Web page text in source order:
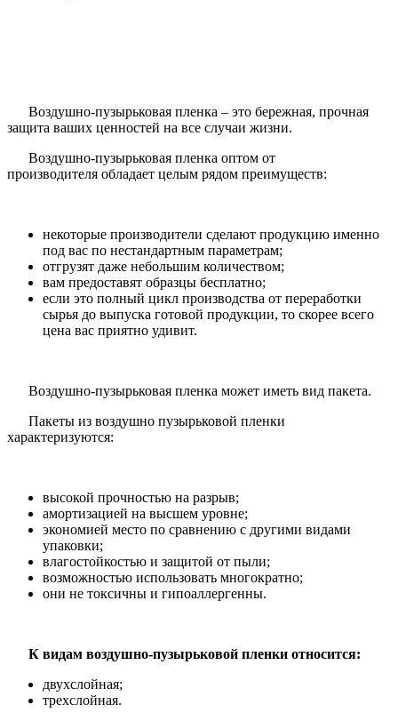
Воздушно-пузырьковая пленка – это бережная, прочная
защита ваших ценностей на все случаи жизни.
Воздушно-пузырьковая пленка оптом от
производителя обладает целым рядом преимуществ:
некоторые производители сделают продукцию именно
под вас по нестандартным параметрам;
отгрузят даже небольшим количеством;
вам предоставят образцы бесплатно;
если это полный цикл производства от переработки
сырья до выпуска готовой продукции, то скорее всего
цена вас приятно удивит.
Воздушно-пузырьковая пленка может иметь вид пакета.
Пакеты из воздушно пузырьковой пленки
характеризуются:
высокой прочностью на разрыв;
амортизацией на высшем уровне;
экономией место по сравнению с другими видами
упаковки;
влагостойкостью и защитой от пыли;
возможностью использовать многократно;
они не токсичны и гипоаллергенны.
К видам воздушно-пузырьковой пленки относится:
двухслойная;
трехслойная.